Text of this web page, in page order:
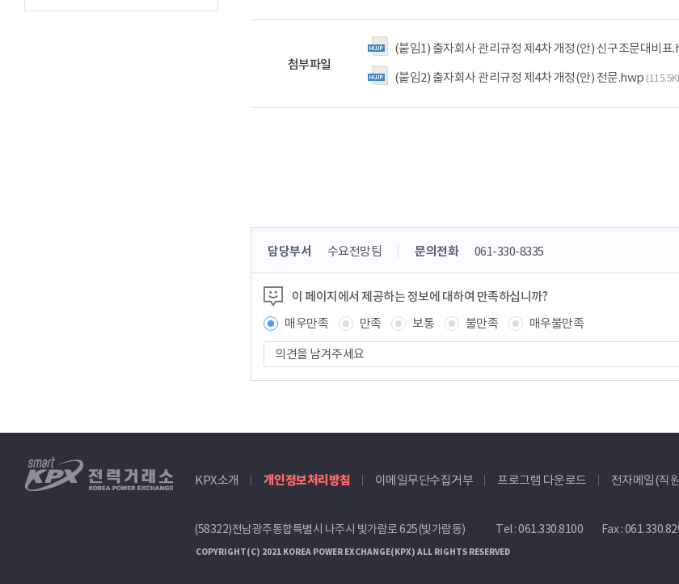
첨부파일
(붙임1) 출자회사 관리규정 제4차 개정(안) 신구조문대비표
(붙임2) 출자회사 관리규정 제4차 개정(안) 전문.hwp
콘
츠
정
보
책
임
자
담당부서 수요전망팀 문의전화 061-330-8335
이 페이지에서 제공하는 정보에 대하여 만족하십니까?
매우만족
만족 보통 불만족
매우불만족
견
을
주
전
래
소
KPX소개 개인정보처리방침 이메일무단수집거부 프로그램 다운로드 전자메일(직
(58322)전남광주통합특별시 나주시 빛가람로 625(빛가람동) Tel :061.330.8100 Fax :
COPYRIGHT(C) 2021 KOREA POWER EXCHANGE(KPX) ALL RIGHTS RESERVED